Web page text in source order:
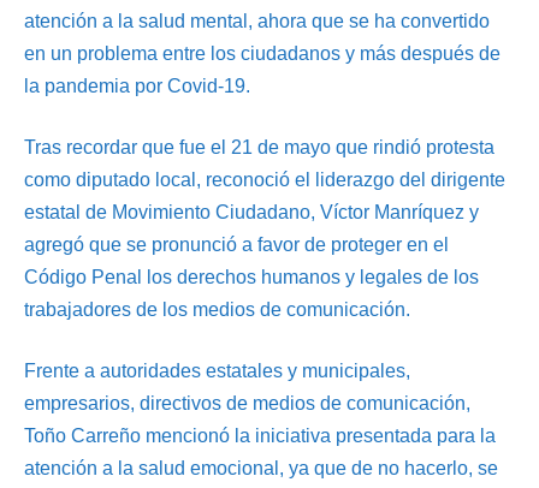
atención a la salud mental, ahora que se ha convertido
en un problema entre los ciudadanos y más después de
la pandemia por Covid-19.
Tras recordar que fue el 21 de mayo que rindió protesta
como diputado local, reconoció el liderazgo del dirigente
estatal de Movimiento Ciudadano, Víctor Manríquez y
agregó que se pronunció a favor de proteger en el
Código Penal los derechos humanos y legales de los
trabajadores de los medios de comunicación.
Frente a autoridades estatales y municipales,
empresarios, directivos de medios de comunicación,
Toño Carreño mencionó la iniciativa presentada para la
atención a la salud emocional, ya que de no hacerlo, se